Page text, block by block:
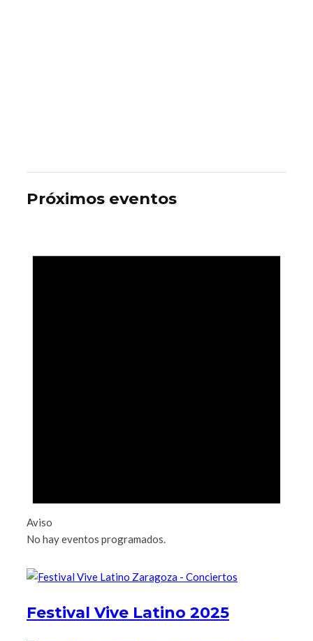
Próximos eventos
Aviso
No hay eventos programados.
Festival Vive Latino 2025